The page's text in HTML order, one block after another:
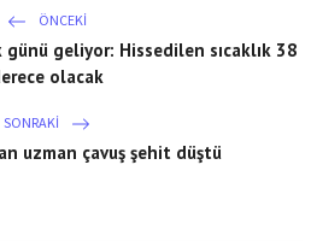
ÖNCEKI
günü geliyor: Hissedilen sıcaklık 38
olacak
SONRAKI
uzman çavuş şehit düştü